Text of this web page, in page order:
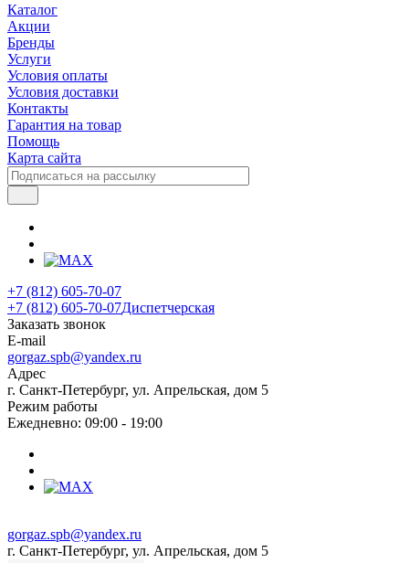
Каталог
Акции
Бренды
Услуги
Условия оплаты
Условия доставки
Контакты
Гарантия на товар
Помощь
Карта сайта
+7 (812) 605-70-07
+7 (812) 605-70-07Диспетчерская
Заказать звонок
E-mail
gorgaz.spb@yandex.ru
Адрес
г. Санкт-Петербург, ул. Апрельская, дом 5
Режим работы
Ежедневно: 09:00 - 19:00
gorgaz.spb@yandex.ru
г. Санкт-Петербург, ул. Апрельская, дом 5